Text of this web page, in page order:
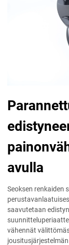
avulla
Seoksen renkaiden
saavutetaan
vähennät